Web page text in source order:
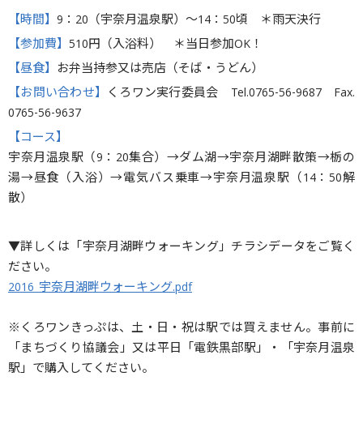
【時間】 9：20（宇奈月温泉駅）〜14：50頃 ＊雨天決行
【参加費】 510円（入浴料） ＊当日参加OK！
【昼食】 お弁当持参又は売店（そば・うどん）
【お問い合わせ】 くろワン実行委員会 Tel.0765-56-9687 Fax.
0765-56-9637
【コース】
宇奈月温泉駅（9：20集合）→ダム湖→宇奈月湖畔散策→栃の
湯→昼食（入浴）→電気バス乗車→宇奈月温泉駅（14：50解
散）
▼詳しくは「宇奈月湖畔ウォーキング」チラシデータをご覧く
ださい。
2016_宇奈月湖畔ウォーキング.pdf
※くろワンきっぷは、土・日・祝は駅では買えません。事前に
「まちづくり協議会」又は平日「電鉄黒部駅」・「宇奈月温泉
駅」で購入してください。